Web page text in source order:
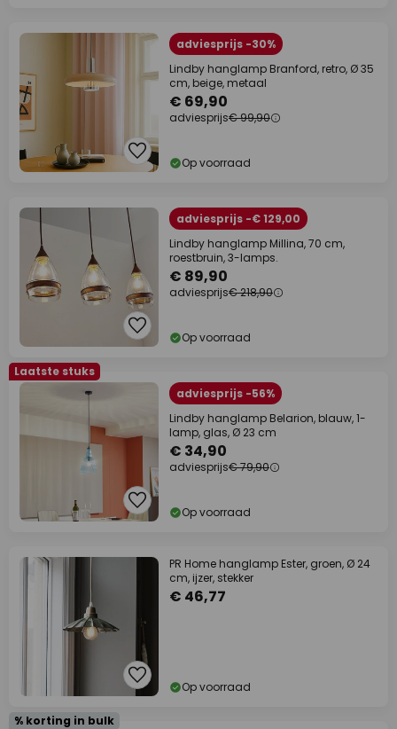
adviesprijs -30%
Lindby hanglamp Branford, retro, Ø 35
cm, beige, metaal
€ 69,90
adviesprijs€ 99,90
Op voorraad
adviesprijs -€ 129,00
Lindby hanglamp Millina, 70 cm,
roestbruin, 3-lamps.
€ 89,90
adviesprijs€ 218,90
Op voorraad
Laatste stuks
adviesprijs -56%
Lindby hanglamp Belarion, blauw, 1-
lamp, glas, Ø 23 cm
€ 34,90
adviesprijs€ 79,90
Op voorraad
PR Home hanglamp Ester, groen, Ø 24
cm, ijzer, stekker
€ 46,77
Op voorraad
% korting in bulk